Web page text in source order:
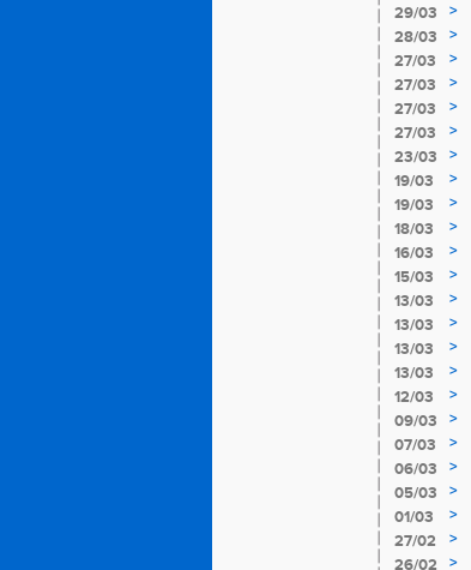
29/03
>
28/03
>
27/03
>
27/03
>
27/03
>
27/03
>
23/03
>
19/03
>
19/03
>
18/03
>
16/03
>
15/03
>
13/03
>
13/03 >
13/03
>
13/03
>
12/03
>
09/03
>
07/03
>
06/03 >
05/03
>
01/03
>
27/02
>
26/02 >